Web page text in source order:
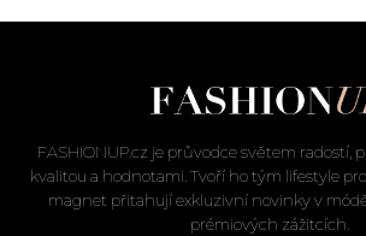
FASHIONUP.cz je průvodce světem radostí,
kvalitou a hodnotami. Tvoří ho tým lifestyle
magnet přitahují exkluzivní novinky v
prémiových zážitcích.